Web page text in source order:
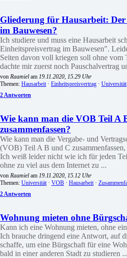
Gliederung für Hausarbeit:
im Bauwesen?
Ich studiere und muss eine Hausarbeit
Einheitspreisvertrag im Bauwesen".
Seiten davon voll kriegen soll ohne vom
dachte mir zuerst noch Pauschalvertrag
von Raamiel am 19.11.2020, 15.29 Uhr
Themen: Hausarbeit· Einheitspreisvertrag · Universität
2 Antworten
Wie kann man die VOB Teil A
zusammenfassen?
Wie kann man die Vergabe- und
(VOB) Teil A B und C
Ich weiß leider nicht wie ich für jeden
ohne zu viel aus dem Internet zu ...
von Raamiel am 19.11.2020, 15.12 Uhr
Themen: Universität· VOB · Hausarbeit·
2 Antworten
Wohnung mieten ohne
Kann ich eine Wohnung mieten, ohne
Ich brauche dringend eine Antwort, auf
schaffe, um eine Bürgschaft für eine
bald in einer anderen Stadt zu studieren ...